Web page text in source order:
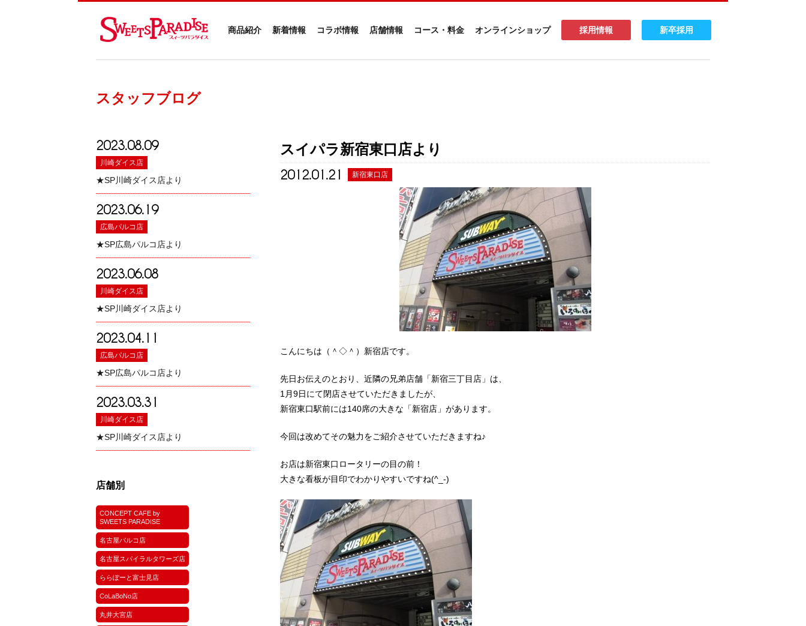
商品紹介 新着情報 コラボ情報 店舗情報 コース・料金 オンラインショップ 採用情報 新卒採用
スタッフブログ
2023.08.09
川崎ダイス店
★SP川崎ダイス店より
2023.06.19
広島パルコ店
★SP広島パルコ店より
2023.06.08
川崎ダイス店
★SP川崎ダイス店より
2023.04.11
広島パルコ店
★SP広島パルコ店より
2023.03.31
川崎ダイス店
★SP川崎ダイス店より
店舗別
CONCEPT CAFE by
SWEETS PARADISE
名古屋パルコ店
名古屋スパイラルタワーズ店
ららぽーと富士見店
CoLaBoNo店
丸井大宮店
スイパラ新宿東口店より
2012.01.21 新宿東口店
こんにちは（＾◇＾）新宿店です。
先日お伝えのとおり、近隣の兄弟店舗「新宿三丁目店」は、
1月9日にて閉店させていただきましたが、
新宿東口駅前には140席の大きな「新宿店」があります。
今回は改めてその魅力をご紹介させていただきますね♪
お店は新宿東口ロータリーの目の前！
大きな看板が目印でわかりやすいですね(^_-)